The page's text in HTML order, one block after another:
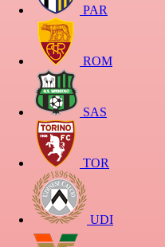
PAR
ROM
SAS
TOR
UDI